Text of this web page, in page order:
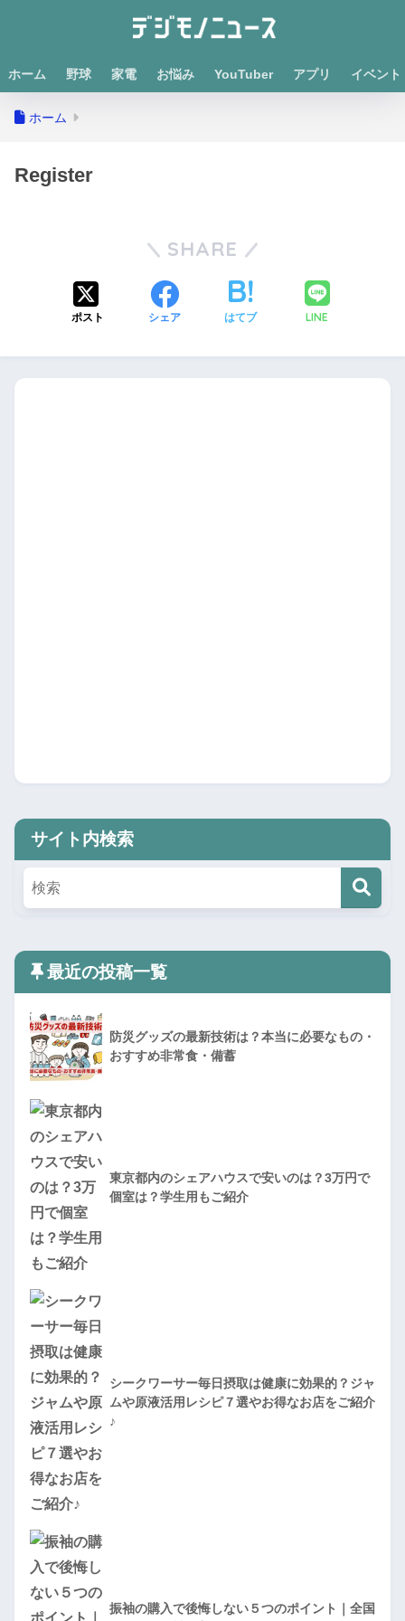
ホーム 野球 家電 お悩み YouTuber アプリ イベント
ホーム
Register
SHARE
ポスト シェア はてブ LINE
サイト内検索
最近の投稿一覧
防災グッズの最新技術は？本当に必要なもの・
おすすめ非常食・備蓄
東京都内のシェアハウスで安いのは？3万円で
個室は？学生用もご紹介
シークワーサー毎日摂取は健康に効果的？ジャ
ムや原液活用レシピ７選やお得なお店をご紹介
♪
振袖の購入で後悔しない５つのポイント｜全国